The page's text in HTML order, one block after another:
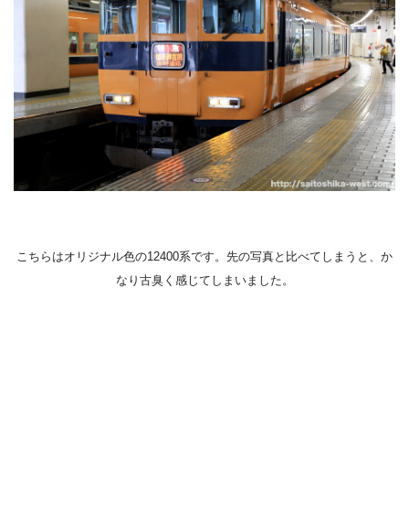
こちらはオリジナル色の12400系です。先の写真と比べてしまうと、か
なり古臭く感じてしまいました。